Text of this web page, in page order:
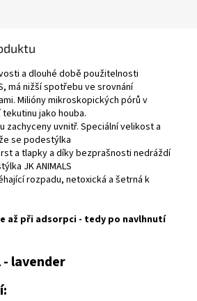
a dlouhé době použitelnosti
má nižší spotřebu ve srovnání
Milióny mikroskopických pórů v
jako houba.
zachyceny uvnitř. Speciální velikost a
se podestýlka
a tlapky a díky bezprašnosti nedráždí
JK ANIMALS
rozpadu, netoxická a šetrná k
až při adsorpci - tedy po navlhnutí
lavender